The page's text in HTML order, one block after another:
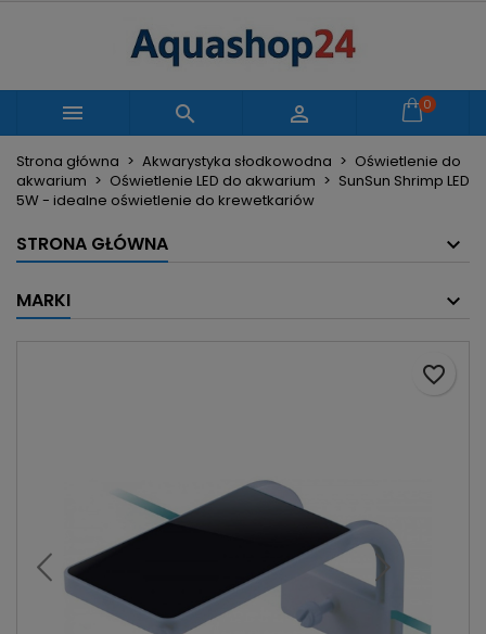
   0
Strona główna Akwarystyka słodkowodna
Oświetlenie do
akwarium
Oświetlenie LED do akwarium
SunSun Shrimp LED
5W - idealne oświetlenie do krewetkariów
STRONA GŁÓWNA
MARKI
favorite_border
Moje listy życzeń
add_circle_outline Utwórz nową listę
Utwórz listę życzeń
Nazwa listy życzeń
Zaloguj się
Musisz być zalogowany by zapisać produkty na
swojej liście życzeń.
Anuluj Zaloguj się